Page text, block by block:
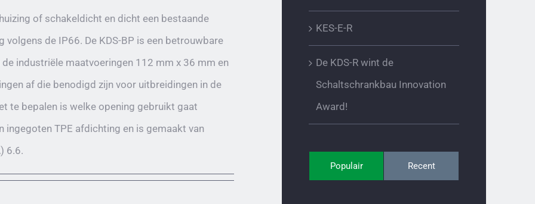
of schakeldicht en dicht een bestaande
de IP66. De KDS-BP is een betrouwbare
industriële maatvoeringen 112 mm x 36 mm en
af die benodigd zijn voor uitbreidingen in de
te bepalen is welke opening gebruikt gaat
ingegoten TPE afdichting en is gemaakt van
6.6.
KES-E-R
De KDS-R wint de
Schaltschrankbau Innovation
Award!
Populair Recent